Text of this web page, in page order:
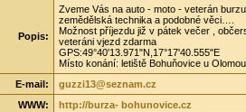
Popis:
Zveme Vás na auto - moto - veterán
zemědělská technika a podobné věci….
Možnost příjezdu již v pátek večer ,
veteráni vjezd zdarma
GPS:49°40'13.971"N,17°17'40.555"E
Místo konání: letiště Bohuňovice u
E-mail:
guzzi13@seznam.cz
WWW:
http://burza- bohunovice.cz